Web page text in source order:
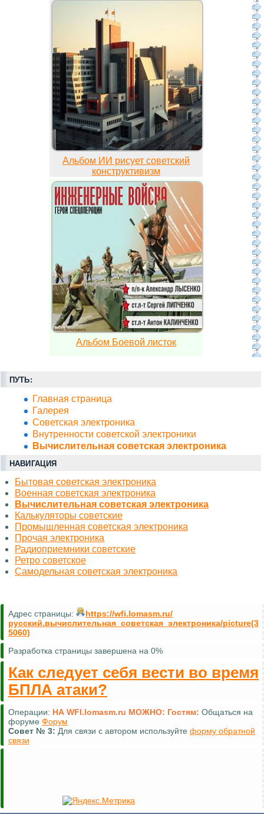
Альбом ИИ рисует советский
конструктивизм
Альбом Боевой листок
ПУТЬ:
Главная страница
Галерея
Советская электроника
Внутренности советской электроники
Вычислительная советская электроника
НАВИГАЦИЯ
Бытовая советская электроника
Военная советская электроника
Вычислительная советская электроника
Калькуляторы советские
Промышленная советская электроника
Прочая электроника
Радиоприемники советские
Ретро советское
Самодельная советская электроника
Адрес страницы:
https://wfi.lomasm.ru/
русский.вычислительная_советская_электроника/picture(3
5060)
Разработка страницы завершена на 0%
Как следует себя вести во время
БПЛА атаки?
Операции: НА WFI.lomasm.ru МОЖНО: Гостям: Общаться на
форуме Форум
Совет № 3: Для связи с автором используйте форму обратной
связи